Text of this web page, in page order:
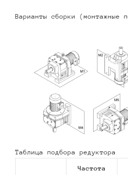
Варианты сборки (монтажные
Таблица подбора редуктора
Частота